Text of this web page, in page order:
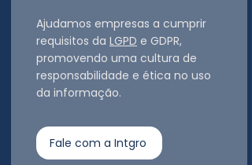
Ajudamos empresas a cumprir
requisitos da LGPD e GDPR,
promovendo uma cultura de
responsabilidade e ética no uso
da informação.
Fale com a Intgro